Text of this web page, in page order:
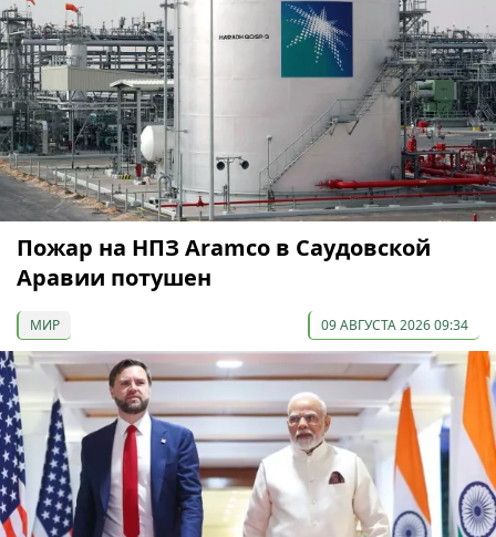
Пожар на НПЗ Aramco в Саудовской
Аравии потушен
МИР 09 АВГУСТА 2026 09:34